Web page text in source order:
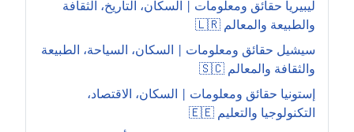
ليبيريا حقائق ومعلومات | السكان، التاريخ، الثقافة
والطبيعة والمعالم 🇱🇷
سيشيل حقائق ومعلومات | السكان، السياحة، الطبيعة
والثقافة والمعالم 🇸🇨
إستونيا حقائق ومعلومات | السكان، الاقتصاد،
التكنولوجيا والتعليم 🇪🇪